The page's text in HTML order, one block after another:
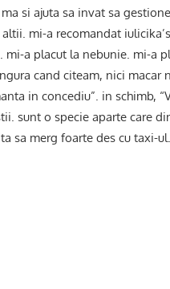
si ajuta sa invat sa
mi-a recomandat
a placut la nebunie. mi-a
cand citeam, nici macar
in concediu”. in schimb,
sunt o specie aparte care
sa merg foarte des cu taxi-